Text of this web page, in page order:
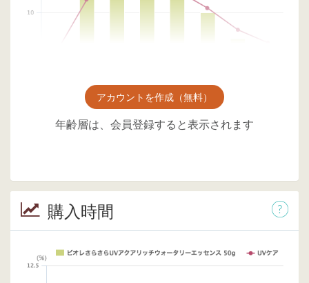
アカウントを作成（無料）
年齢層は、会員登録すると表示されます
購入時間